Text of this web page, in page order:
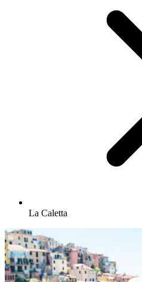
La Caletta